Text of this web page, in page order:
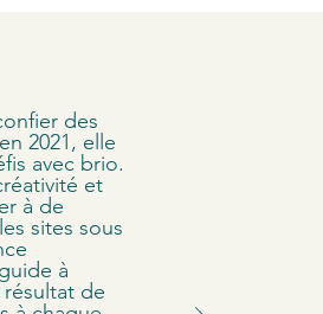
des
2021, elle
avec brio.
et
à de
sites sous
à
de